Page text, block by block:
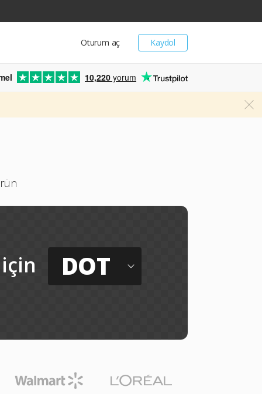
Kaydol
Oturum aç
10,220 yorum
için DOT